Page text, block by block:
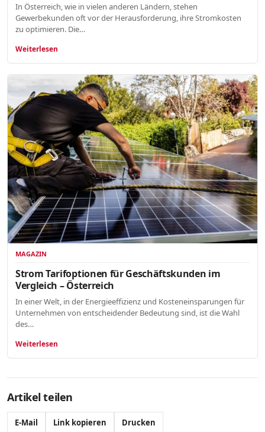
In Österreich, wie in vielen anderen Ländern, stehen
Gewerbekunden oft vor der Herausforderung, ihre Stromkosten
zu optimieren. Die…
Weiterlesen
MAGAZIN
Strom Tarifoptionen für Geschäftskunden im
Vergleich – Österreich
In einer Welt, in der Energieeffizienz und Kosteneinsparungen für
Unternehmen von entscheidender Bedeutung sind, ist die Wahl
des…
Weiterlesen
Artikel teilen
E-Mail Link kopieren Drucken